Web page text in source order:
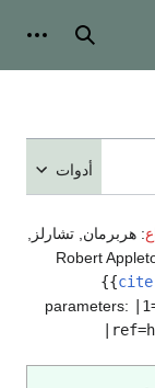
بحث
أدوات
: هربرمان, تشارلز,
{{cite
parameters: